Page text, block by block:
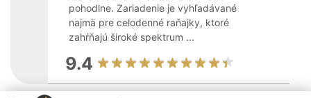
pohodlne. Zariadenie je vyhľadávané
najmä pre celodenné raňajky, ktoré
zahŕňajú široké spektrum ...
9.4